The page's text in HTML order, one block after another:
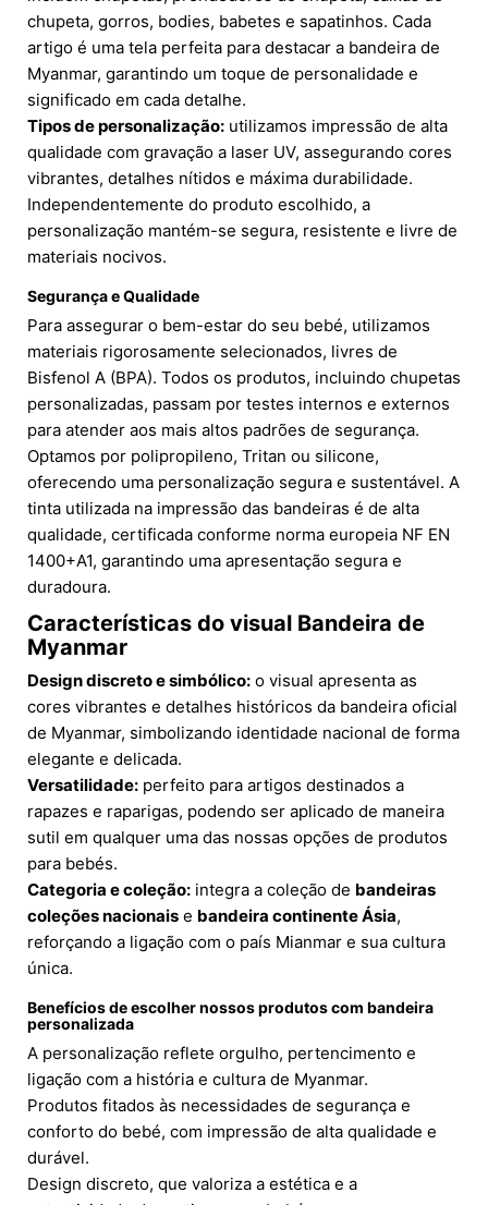
chupeta, gorros, bodies, babetes e sapatinhos. Cada
artigo é uma tela perfeita para destacar a bandeira de
Myanmar, garantindo um toque de personalidade e
significado em cada detalhe.
Tipos de personalização: utilizamos impressão de alta
qualidade com gravação a laser UV, assegurando cores
vibrantes, detalhes nítidos e máxima durabilidade.
Independentemente do produto escolhido, a
personalização mantém-se segura, resistente e livre de
materiais nocivos.
Segurança e Qualidade
Para assegurar o bem-estar do seu bebé, utilizamos
materiais rigorosamente selecionados, livres de
Bisfenol A (BPA). Todos os produtos, incluindo chupetas
personalizadas, passam por testes internos e externos
para atender aos mais altos padrões de segurança.
Optamos por polipropileno, Tritan ou silicone,
oferecendo uma personalização segura e sustentável. A
tinta utilizada na impressão das bandeiras é de alta
qualidade, certificada conforme norma europeia NF EN
1400+A1, garantindo uma apresentação segura e
duradoura.
Características do visual Bandeira de
Myanmar
Design discreto e simbólico: o visual apresenta as
cores vibrantes e detalhes históricos da bandeira oficial
de Myanmar, simbolizando identidade nacional de forma
elegante e delicada.
Versatilidade: perfeito para artigos destinados a
rapazes e raparigas, podendo ser aplicado de maneira
sutil em qualquer uma das nossas opções de produtos
para bebés.
Categoria e coleção: integra a coleção de bandeiras
coleções nacionais e bandeira continente Ásia,
reforçando a ligação com o país Mianmar e sua cultura
única.
Benefícios de escolher nossos produtos com bandeira
personalizada
A personalização reflete orgulho, pertencimento e
ligação com a história e cultura de Myanmar.
Produtos fitados às necessidades de segurança e
conforto do bebé, com impressão de alta qualidade e
durável.
Design discreto, que valoriza a estética e a